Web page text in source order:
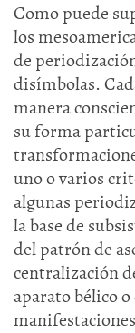
Como puede
los
de
disímbolas.
manera
su forma
uno o varios
algunas
la base de
del patrón de
centralización
aparato bélico o